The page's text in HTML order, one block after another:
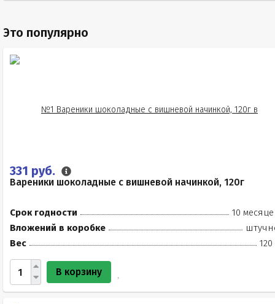
Это популярно
331 руб.
Вареники шоколадные с вишневой начинкой, 120г
Срок годности
10
Вложений в коробке
Вес
120
В корзину